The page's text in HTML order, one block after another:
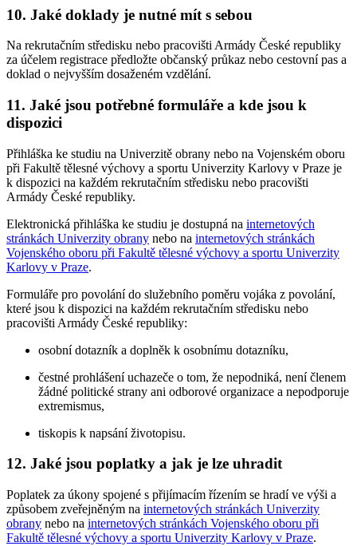
10. Jaké doklady je nutné mít s sebou
Na rekrutačním středisku nebo pracovišti Armády České republiky
za účelem registrace předložte občanský průkaz nebo cestovní pas a
doklad o nejvyšším dosaženém vzdělání.
11. Jaké jsou potřebné formuláře a kde jsou k
dispozici
Přihláška ke studiu na Univerzitě obrany nebo na Vojenském oboru
při Fakultě tělesné výchovy a sportu Univerzity Karlovy v Praze je
k dispozici na každém rekrutačním středisku nebo pracovišti
Armády České republiky.
Elektronická přihláška ke studiu je dostupná na internetových
stránkách Univerzity obrany nebo na internetových stránkách
Vojenského oboru při Fakultě tělesné výchovy a sportu Univerzity
Karlovy v Praze.
Formuláře pro povolání do služebního poměru vojáka z povolání,
které jsou k dispozici na každém rekrutačním středisku nebo
pracovišti Armády České republiky:
osobní dotazník a doplněk k osobnímu dotazníku,
čestné prohlášení uchazeče o tom, že nepodniká, není členem
žádné politické strany ani odborové organizace a nepodporuje
extremismus,
tiskopis k napsání životopisu.
12. Jaké jsou poplatky a jak je lze uhradit
Poplatek za úkony spojené s přijímacím řízením se hradí ve výši a
způsobem zveřejněným na internetových stránkách Univerzity
obrany nebo na internetových stránkách Vojenského oboru při
Fakultě tělesné výchovy a sportu Univerzity Karlovy v Praze.